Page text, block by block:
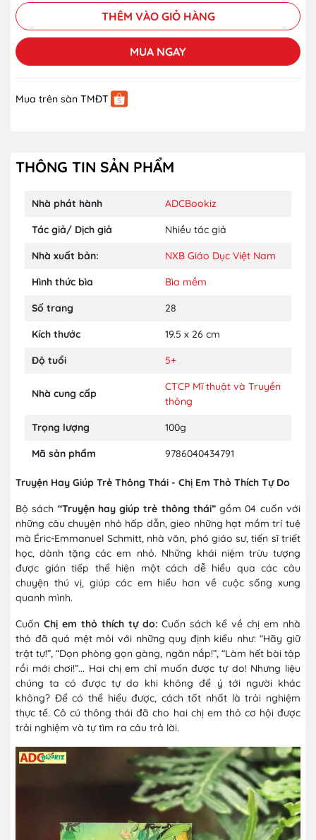
THÊM VÀO GIỎ HÀNG
MUA NGAY
Mua trên sàn TMĐT
THÔNG TIN SẢN PHẨM
Nhà phát hành ADCBookiz
Tác giả/ Dịch giả Nhiều tác giả
Nhà xuất bản: NXB Giáo Dục Việt Nam
Hình thức bìa Bìa mềm
Số trang 28
Kích thước 19.5 x 26 cm
Độ tuổi 5+
Nhà cung cấp
CTCP Mĩ thuật và Truyền
thông
Trọng lượng 100g
Mã sản phẩm 9786040434791
Truyện Hay Giúp Trẻ Thông Thái - Chị Em Thỏ Thích Tự Do
Bộ sách “Truyện hay giúp trẻ thông thái”gồm 04 cuốn với
những câu chuyện nhỏ hấp dẫn, gieo những hạt mầm trí tuệ
mà Éric-Emmanuel Schmitt, nhà văn, phó giáo sư, tiến sĩ triết
học, dành tặng các em nhỏ. Những khái niệm trừu tượng
được gián tiếp thể hiện một cách dễ hiểu qua các câu
chuyện thú vị, giúp các em hiểu hơn về cuộc sống xung
quanh mình.
Cuốn Chị em thỏ thích tự do: Cuốn sách kể về chị em nhà
thỏ đã quá mệt mỏi với những quy định kiểu như: “Hãy giữ
trật tự!”, “Dọn phòng gọn gàng, ngăn nắp!”, “Làm hết bài tập
rồi mới chơi!”... Hai chị em chỉ muốn được tự do! Nhưng liệu
chúng ta có được tự do khi không để ý tới người khác
không? Để có thể hiểu được, cách tốt nhất là trải nghiệm
thực tế. Cô cú thông thái đã cho hai chị em thỏ cơ hội được
trải nghiệm và tự tìm ra câu trả lời.